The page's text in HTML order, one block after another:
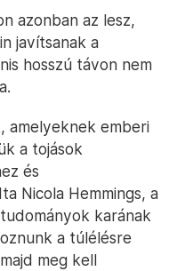
azonban az lesz,
javítsanak a
hosszú távon nem
amelyeknek emberi
a tojások
és
Nicola Hemmings, a
karának
a túlélésre
meg kell